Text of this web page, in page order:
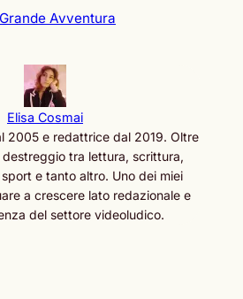
Avventura
Elisa Cosmai
2005 e redattrice dal 2019. Oltre
tra lettura, scrittura,
e tanto altro. Uno dei miei
a crescere lato redazionale e
del settore videoludico.